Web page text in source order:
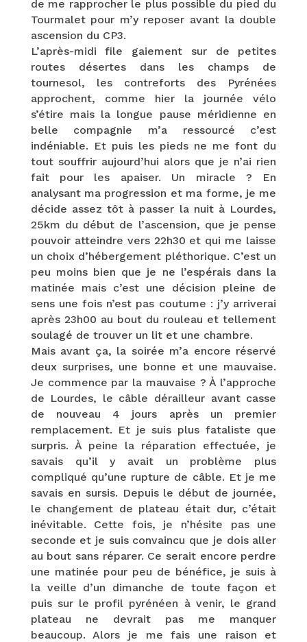
de me rapprocher le plus possible du pied du
Tourmalet pour m’y reposer avant la double
ascension du CP3.
L’après-midi file gaiement sur de petites
routes désertes dans les champs de
tournesol, les contreforts des Pyrénées
approchent, comme hier la journée vélo
s’étire mais la longue pause méridienne en
belle compagnie m’a ressourcé c’est
indéniable. Et puis les pieds ne me font du
tout souffrir aujourd’hui alors que je n’ai rien
fait pour les apaiser. Un miracle ? En
analysant ma progression et ma forme, je me
décide assez tôt à passer la nuit à Lourdes,
25km du début de l’ascension, que je pense
pouvoir atteindre vers 22h30 et qui me laisse
un choix d’hébergement pléthorique. C’est un
peu moins bien que je ne l’espérais dans la
matinée mais c’est une décision pleine de
sens une fois n’est pas coutume : j’y arriverai
après 23h00 au bout du rouleau et tellement
soulagé de trouver un lit et une chambre.
Mais avant ça, la soirée m’a encore réservé
deux surprises, une bonne et une mauvaise.
Je commence par la mauvaise ? À l’approche
de Lourdes, le câble dérailleur avant casse
de nouveau 4 jours après un premier
remplacement. Et je suis plus fataliste que
surpris. À peine la réparation effectuée, je
savais qu’il y avait un problème plus
compliqué qu’une rupture de câble. Et je me
savais en sursis. Depuis le début de journée,
le changement de plateau était dur, c’était
inévitable. Cette fois, je n’hésite pas une
seconde et je suis convaincu que je dois aller
au bout sans réparer. Ce serait encore perdre
une matinée pour peu de bénéfice, je suis à
la veille d’un dimanche de toute façon et
puis sur le profil pyrénéen à venir, le grand
plateau ne devrait pas me manquer
beaucoup. Alors je me fais une raison et